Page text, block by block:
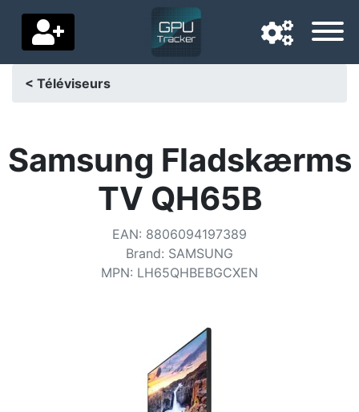
Pays de livraison
< Téléviseurs
Samsung Fladskærms
TV QH65B
EAN: 8806094197389
Brand: SAMSUNG
MPN: LH65QHBEBGCXEN